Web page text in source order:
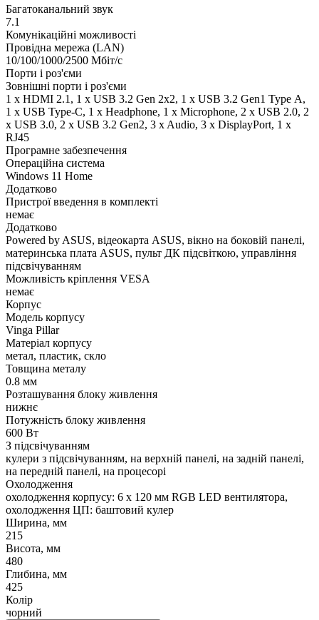
Багатоканальний звук
7.1
Комунікаційні можливості
Провідна мережа (LAN)
10/100/1000/2500 Мбіт/с
Порти і роз'єми
Зовнішні порти і роз'єми
1 x HDMI 2.1, 1 x USB 3.2 Gen 2x2, 1 x USB 3.2 Gen1 Type А,
1 x USB Type-C, 1 x Нeadphone, 1 х Microphone, 2 x USB 2.0, 2
x USB 3.0, 2 x USB 3.2 Gen2, 3 x Audio, 3 x DisplayPort, 1 x
RJ45
Програмне забезпечення
Операційна система
Windows 11 Home
Додатково
Пристрої введення в комплекті
немає
Додатково
Powered by ASUS, відеокарта ASUS, вікно на боковій панелі,
материнська плата ASUS, пульт ДК підсвіткою, управління
підсвічуванням
Можливість кріплення VESA
немає
Корпус
Модель корпусу
Vinga Pillar
Матеріал корпусу
метал, пластик, скло
Товщина металу
0.8 мм
Розташування блоку живлення
нижнє
Потужність блоку живлення
600 Вт
З підсвічуванням
кулери з підсвічуванням, на верхній панелі, на задній панелі,
на передній панелі, на процесорі
Охолодження
охолодження корпусу: 6 x 120 мм RGB LED вентилятора,
охолодження ЦП: баштовий кулер
Ширина, мм
215
Висота, мм
480
Глибина, мм
425
Колір
чорний